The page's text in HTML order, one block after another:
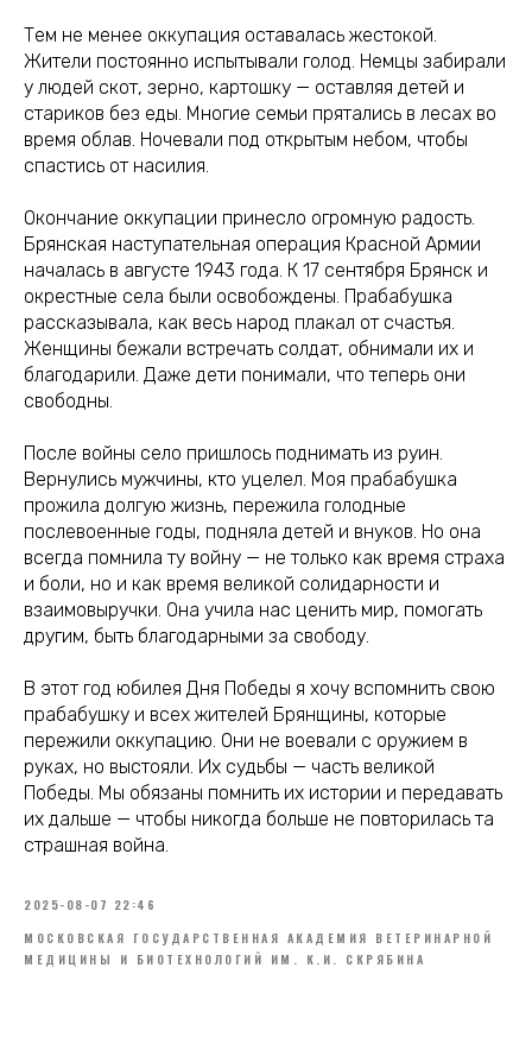
Тем не менее оккупация оставалась жестокой.
Жители постоянно испытывали голод. Немцы забирали
у людей скот, зерно, картошку — оставляя детей и
стариков без еды. Многие семьи прятались в лесах во
время облав. Ночевали под открытым небом, чтобы
спастись от насилия.
Окончание оккупации принесло огромную радость.
Брянская наступательная операция Красной Армии
началась в августе 1943 года. К 17 сентября Брянск и
окрестные села были освобождены. Прабабушка
рассказывала, как весь народ плакал от счастья.
Женщины бежали встречать солдат, обнимали их и
благодарили. Даже дети понимали, что теперь они
свободны.
После войны село пришлось поднимать из руин.
Вернулись мужчины, кто уцелел. Моя прабабушка
прожила долгую жизнь, пережила голодные
послевоенные годы, подняла детей и внуков. Но она
всегда помнила ту войну — не только как время страха
и боли, но и как время великой солидарности и
взаимовыручки. Она учила нас ценить мир, помогать
другим, быть благодарными за свободу.
В этот год юбилея Дня Победы я хочу вспомнить свою
прабабушку и всех жителей Брянщины, которые
пережили оккупацию. Они не воевали с оружием в
руках, но выстояли. Их судьбы — часть великой
Победы. Мы обязаны помнить их истории и передавать
их дальше — чтобы никогда больше не повторилась та
страшная война.
2025-08-07 22:46
МОСКОВСКАЯ ГОСУДАРСТВЕННАЯ АКАДЕМИЯ ВЕТЕРИНАРНОЙ
МЕДИЦИНЫ И БИОТЕХНОЛОГИЙ ИМ. К.И. СКРЯБИНА